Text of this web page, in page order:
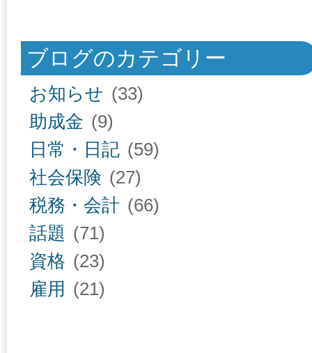
ブログのカテゴリー
お知らせ (33)
助成金 (9)
日常・日記 (59)
社会保険 (27)
税務・会計 (66)
話題 (71)
資格 (23)
雇用 (21)